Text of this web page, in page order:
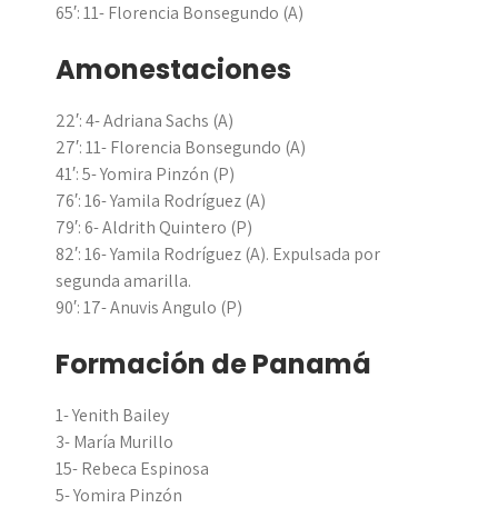
65′: 11- Florencia Bonsegundo (A)
Amonestaciones
22′: 4- Adriana Sachs (A)
27′: 11- Florencia Bonsegundo (A)
41′: 5- Yomira Pinzón (P)
76′: 16- Yamila Rodríguez (A)
79′: 6- Aldrith Quintero (P)
82′: 16- Yamila Rodríguez (A). Expulsada por
segunda amarilla.
90′: 17- Anuvis Angulo (P)
Formación de Panamá
1- Yenith Bailey
3- María Murillo
15- Rebeca Espinosa
5- Yomira Pinzón